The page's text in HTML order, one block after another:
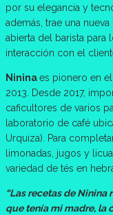
por su elegancia y
además, trae una
abierta del barista para
interacción con el
Nininaes pionero en
2013. Desde 2017,
caficultores de varios
laboratorio de café
Urquiza). Para
limonadas, jugos y
variedad de tés en
“Las recetas de Ninina
que tenía mi madre, la